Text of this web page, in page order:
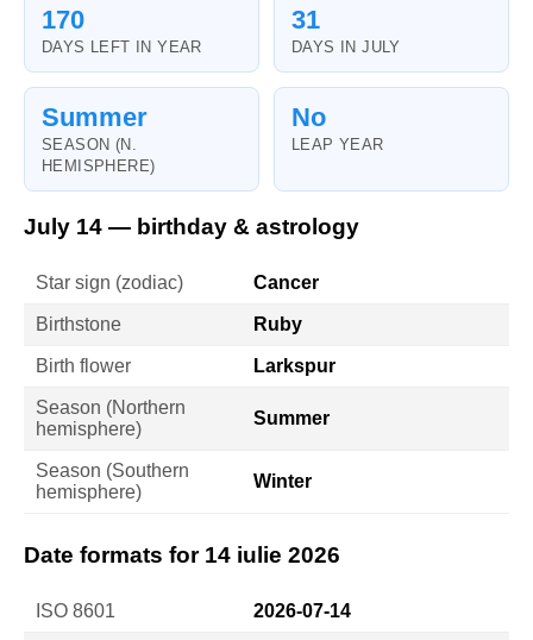
170
DAYS LEFT IN YEAR
31
DAYS IN JULY
Summer
SEASON (N.
HEMISPHERE)
No
LEAP YEAR
July 14 — birthday & astrology
Star sign (zodiac) Cancer
Birthstone Ruby
Birth flower Larkspur
Season (Northern
hemisphere)
Summer
Season (Southern
hemisphere)
Winter
Date formats for 14 iulie 2026
ISO 8601 2026-07-14